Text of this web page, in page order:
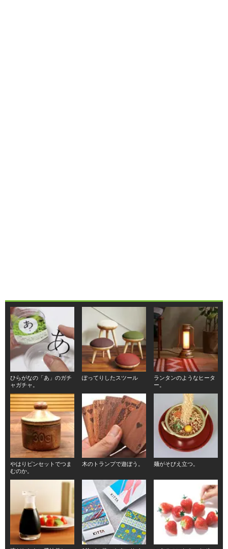
ひらがなの「あ」のガチ
ャガチャ。
ぽってりしたスツール
ランタンのようなヒータ
ー。
やはりピンセットでつま
むのか。
木のトランプで遊ぼう。 麺がそびえ立つ。